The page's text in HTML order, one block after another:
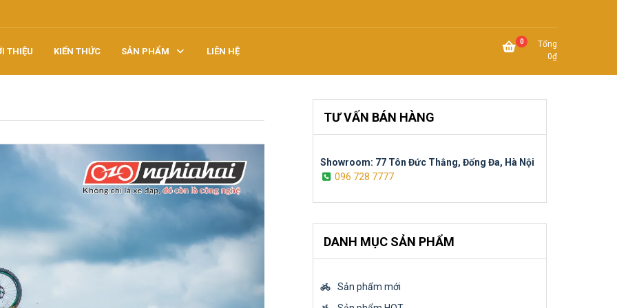
THIỆU KIẾN THỨC SẢN PHẨM LIÊN HỆ
0
Tổng
0₫
TƯ VẤN BÁN HÀNG
Showroom: 77 Tôn Đức Thắng, Đống Đa, Hà Nội
096 728 7777
DANH MỤC SẢN PHẨM
Sản phẩm mới